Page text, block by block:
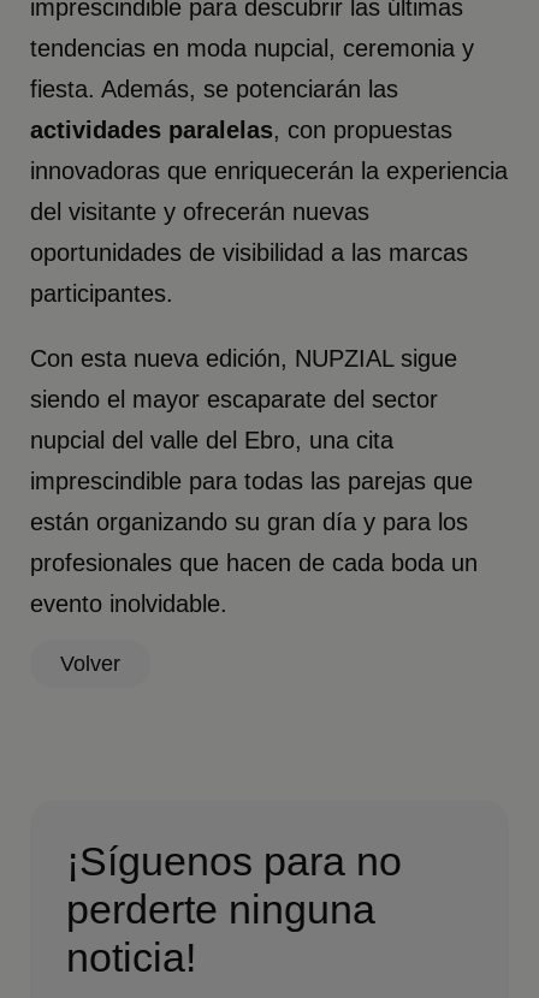
imprescindible para descubrir las últimas
tendencias en moda nupcial, ceremonia y
fiesta. Además, se potenciarán las
actividades paralelas, con propuestas
innovadoras que enriquecerán la experiencia
del visitante y ofrecerán nuevas
oportunidades de visibilidad a las marcas
participantes.
Con esta nueva edición, NUPZIAL sigue
siendo el mayor escaparate del sector
nupcial del valle del Ebro, una cita
imprescindible para todas las parejas que
están organizando su gran día y para los
profesionales que hacen de cada boda un
evento inolvidable.
Volver
¡Síguenos para no
perderte ninguna
noticia!